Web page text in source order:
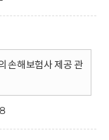
손해보험사 제공 관